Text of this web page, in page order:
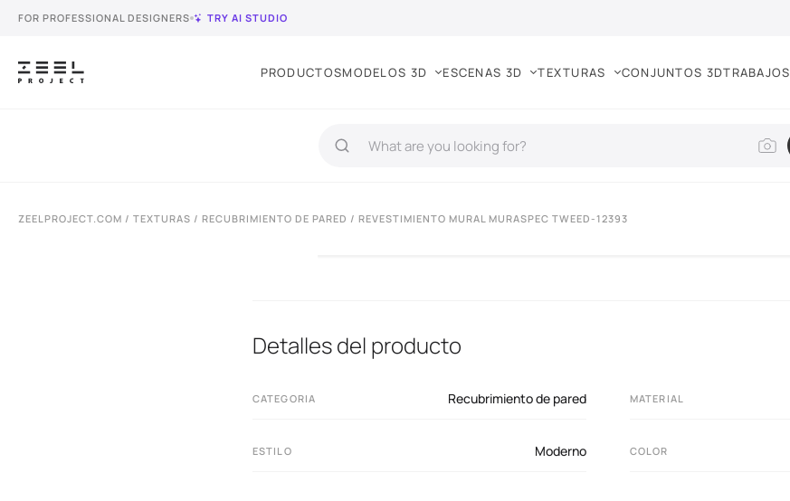
FOR PROFESSIONAL DESIGNERS TRY AI STUDIO
PRODUCTOSMODELOS 3D ESCENAS 3D TEXTURAS CONJUNTOS 3DTRABAJOS
ZEELPROJECT.COM / TEXTURAS / RECUBRIMIENTO DE PARED / REVESTIMIENTO MURAL MURASPEC TWEED-12393
Detalles del producto
CATEGORIA Recubrimiento de pared MATERIAL
ESTILO Moderno COLOR